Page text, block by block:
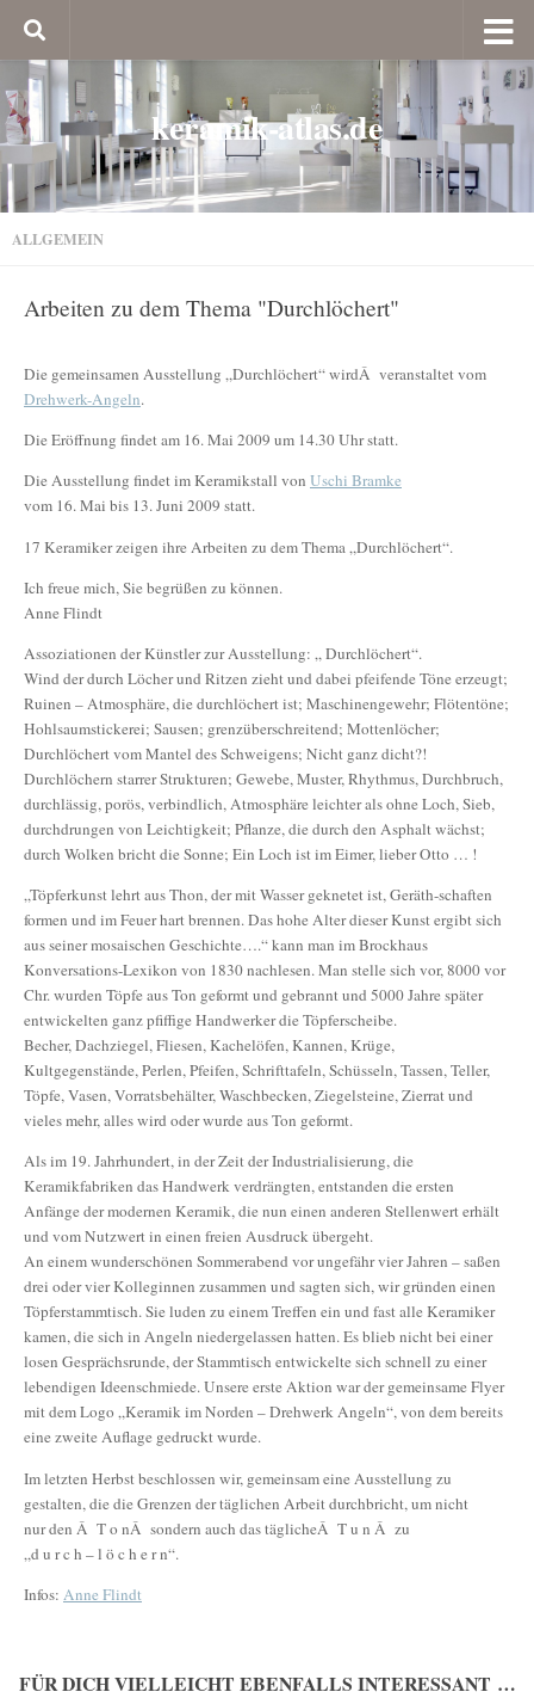
keramik-atlas.de
ALLGEMEIN
Arbeiten zu dem Thema "Durchlöchert"
Die gemeinsamen Ausstellung „Durchlöchert“ wirdÂ veranstaltet vom
Drehwerk-Angeln.
Die Eröffnung findet am 16. Mai 2009 um 14.30 Uhr statt.
Die Ausstellung findet im Keramikstall von Uschi Bramke
vom 16. Mai bis 13. Juni 2009 statt.
17 Keramiker zeigen ihre Arbeiten zu dem Thema „Durchlöchert“.
Ich freue mich, Sie begrüßen zu können.
Anne Flindt
Assoziationen der Künstler zur Ausstellung: „ Durchlöchert“.
Wind der durch Löcher und Ritzen zieht und dabei pfeifende Töne erzeugt;
Ruinen – Atmosphäre, die durchlöchert ist; Maschinengewehr; Flötentöne;
Hohlsaumstickerei; Sausen; grenzüberschreitend; Mottenlöcher;
Durchlöchert vom Mantel des Schweigens; Nicht ganz dicht?!
Durchlöchern starrer Strukturen; Gewebe, Muster, Rhythmus, Durchbruch,
durchlässig, porös, verbindlich, Atmosphäre leichter als ohne Loch, Sieb,
durchdrungen von Leichtigkeit; Pflanze, die durch den Asphalt wächst;
durch Wolken bricht die Sonne; Ein Loch ist im Eimer, lieber Otto … !
„Töpferkunst lehrt aus Thon, der mit Wasser geknetet ist, Geräth-schaften
formen und im Feuer hart brennen. Das hohe Alter dieser Kunst ergibt sich
aus seiner mosaischen Geschichte….“ kann man im Brockhaus
Konversations-Lexikon von 1830 nachlesen. Man stelle sich vor, 8000 vor
Chr. wurden Töpfe aus Ton geformt und gebrannt und 5000 Jahre später
entwickelten ganz pfiffige Handwerker die Töpferscheibe.
Becher, Dachziegel, Fliesen, Kachelöfen, Kannen, Krüge,
Kultgegenstände, Perlen, Pfeifen, Schrifttafeln, Schüsseln, Tassen, Teller,
Töpfe, Vasen, Vorratsbehälter, Waschbecken, Ziegelsteine, Zierrat und
vieles mehr, alles wird oder wurde aus Ton geformt.
Als im 19. Jahrhundert, in der Zeit der Industrialisierung, die
Keramikfabriken das Handwerk verdrängten, entstanden die ersten
Anfänge der modernen Keramik, die nun einen anderen Stellenwert erhält
und vom Nutzwert in einen freien Ausdruck übergeht.
An einem wunderschönen Sommerabend vor ungefähr vier Jahren – saßen
drei oder vier Kolleginnen zusammen und sagten sich, wir gründen einen
Töpferstammtisch. Sie luden zu einem Treffen ein und fast alle Keramiker
kamen, die sich in Angeln niedergelassen hatten. Es blieb nicht bei einer
losen Gesprächsrunde, der Stammtisch entwickelte sich schnell zu einer
lebendigen Ideenschmiede. Unsere erste Aktion war der gemeinsame Flyer
mit dem Logo „Keramik im Norden – Drehwerk Angeln“, von dem bereits
eine zweite Auflage gedruckt wurde.
Im letzten Herbst beschlossen wir, gemeinsam eine Ausstellung zu
gestalten, die die Grenzen der täglichen Arbeit durchbricht, um nicht
nur den Â T o nÂ sondern auch das täglicheÂ T u n Â zu
„d u r c h – l ö c h e r n“.
Infos: Anne Flindt
FÜR DICH VIELLEICHT EBENFALLS INTERESSANT …